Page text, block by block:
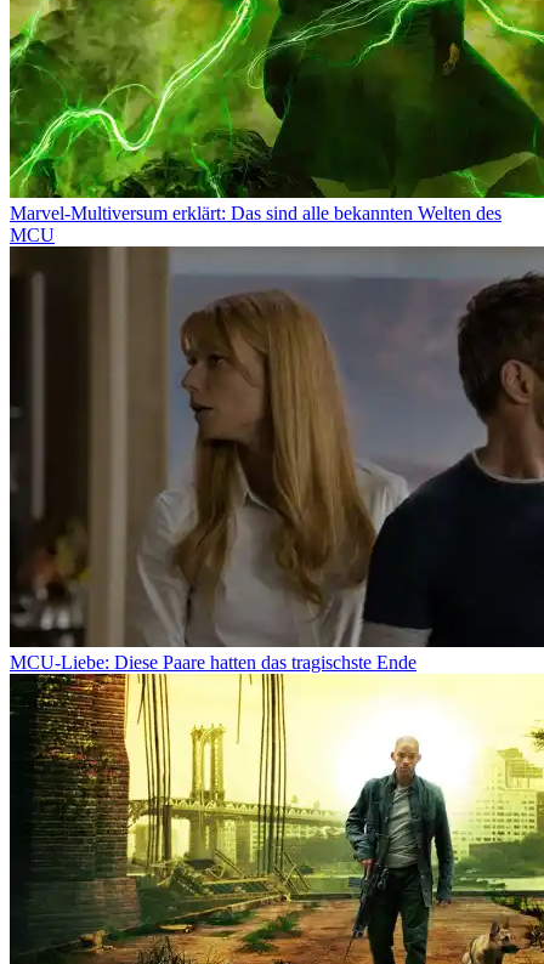
Marvel-Multiversum erklärt: Das sind alle bekannten Welten des
MCU
MCU-Liebe: Diese Paare hatten das tragischste Ende